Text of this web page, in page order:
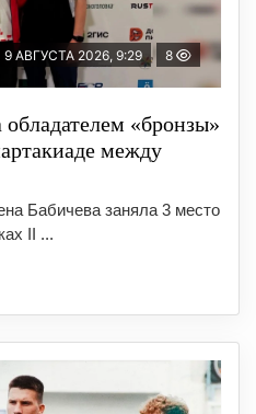
9 АВГУСТА 2026, 9:29 8
обладателем «бронзы»
между
Бабичева заняла 3 место
II ...